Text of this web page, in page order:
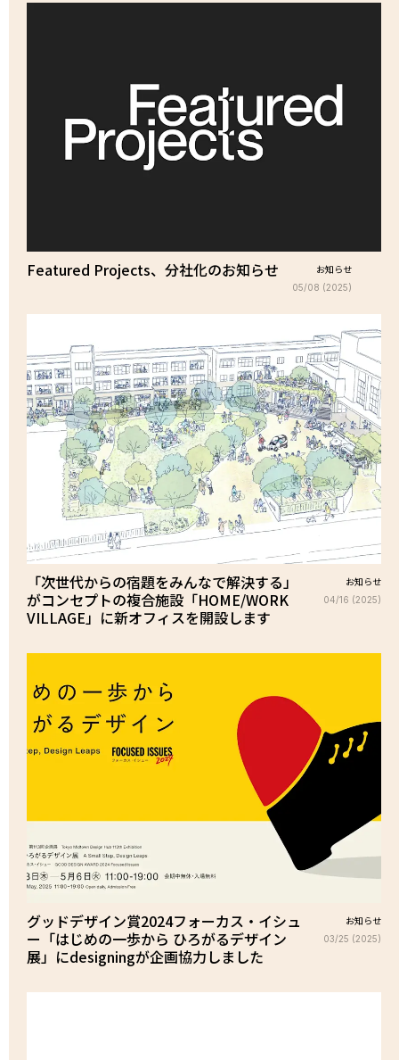
Featured Projects、分社化のお知らせ お知らせ
05/08 (2025)
「次世代からの宿題をみんなで解決する」
がコンセプトの複合施設「HOME/WORK
VILLAGE」に新オフィスを開設します
お知らせ
04/16 (2025)
グッドデザイン賞2024フォーカス・イシュ
ー「はじめの一歩から ひろがるデザイン
展」にdesigningが企画協力しました
お知らせ
03/25 (2025)